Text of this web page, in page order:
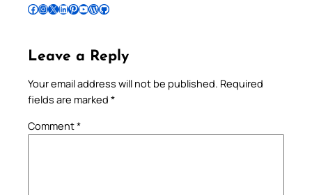
Follow Pradeep on Facebook Follow Pradeep on InstagramFollow Pradeep on X Follow Pradeep on LinkedIn Follow Pradeep on Pinterest Subscribe to Pradeep’s Youtube Channel Follow Pradeep on WordPress Follow Pradeep on GitHub
Leave a Reply
Your email address will not be published. Required
fields are marked *
Comment*